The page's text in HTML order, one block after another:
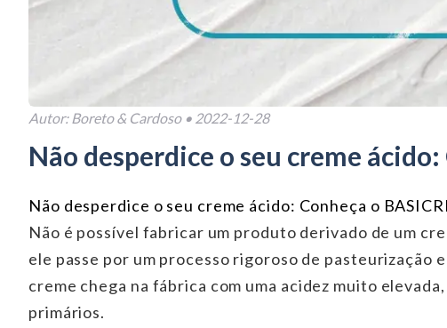
Autor: Boreto & Cardoso• 2022-12-28
Não desperdice o seu creme
Não desperdice o seu creme ácido: Conheça o
Não é possível fabricar um produto derivado de um
ele passe por um processo rigoroso de pasteurização
creme chega na fábrica com uma acidez muito
primários.